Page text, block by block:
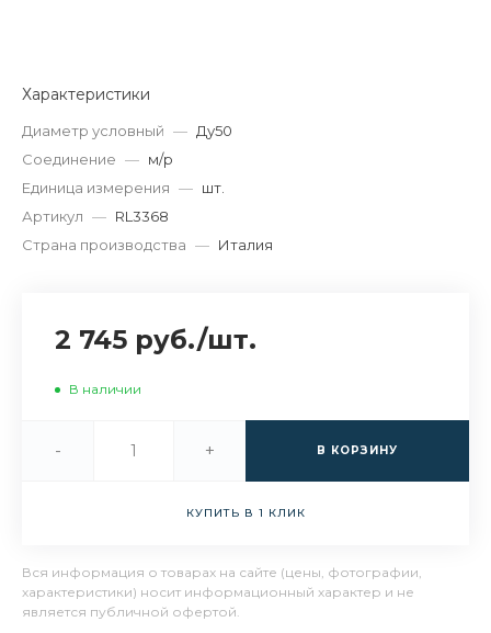
Характеристики
Диаметр условный — Ду50
Соединение — м/р
Единица измерения — шт.
Артикул — RL3368
Страна производства — Италия
2 745 руб./шт.
В наличии
- + В КОРЗИНУ
КУПИТЬ В 1 КЛИК
Вся информация о товарах на сайте (цены, фотографии,
характеристики) носит информационный характер и не
является публичной офертой.